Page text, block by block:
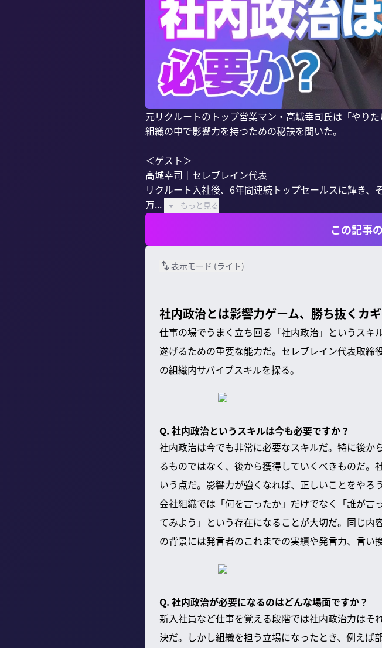
元リクルートのトップ営業マン・高城幸司氏は「やり
組織の中で影響力を持つための秘訣を聞いた。
＜ゲスト＞
高城幸司｜セレブレイン代表
リクルート入社後、6年間連続トップセールスに輝き
万...
もっと見る
この記事
表示モード (ライト)
社内政治とは影響力ゲーム、勝ち抜くカ
仕事の場でうまく立ち回る「社内政治」というス
遂げるための重要な能力だ。セレブレイン代表取
の組織内サバイブスキルを探る。
Q. 社内政治というスキルは今も必要ですか？
社内政治は今でも非常に必要なスキルだ。特に後か
るものではなく、後から獲得していくべきものだ
いう点だ。影響力が強くなれば、正しいことをやろ
会社組織では「何を言ったか」だけでなく「誰が
てみよう」という存在になることが大切だ。同じ
の背景には発言者のこれまでの実績や発言力、言い
Q. 社内政治が必要になるのはどんな場面ですか？
新入社員など仕事を覚える段階では社内政治力は
決だ。しかし組織を担う立場になったとき、例え